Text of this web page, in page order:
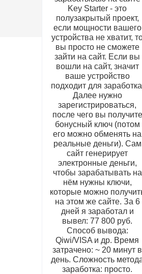
Key Starter - это
полузакрытый проект,
если мощности вашего
устройства не хватит,
вы просто не сможете
зайти на сайт. Если вы
вошли на сайт, значит
ваше устройство
подходит для
Далее нужно
зарегистрироваться,
после чего вы получите
бонусный ключ (потом
его можно обменять на
реальные деньги). Сам
сайт генерирует
электронные деньги,
чтобы зарабатывать на
нём нужны ключи,
которые можно
на этом же сайте. За 6
дней я заработал и
вывел: 77 800 руб.
Способ вывода:
Qiwi/VISA и др. Время
затрачено: ~ 20 минут в
день. Сложность
заработка: просто.